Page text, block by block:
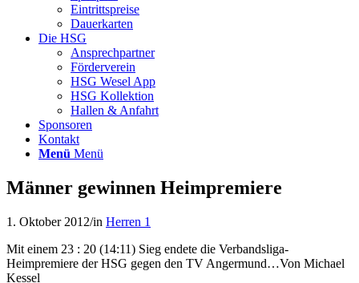
Eintrittspreise
Dauerkarten
Die HSG
Ansprechpartner
Förderverein
HSG Wesel App
HSG Kollektion
Hallen & Anfahrt
Sponsoren
Kontakt
Menü Menü
Männer gewinnen Heimpremiere
1. Oktober 2012/in Herren 1
Mit einem 23 : 20 (14:11) Sieg endete die Verbandsliga-
Heimpremiere der HSG gegen den TV Angermund…Von Michael
Kessel